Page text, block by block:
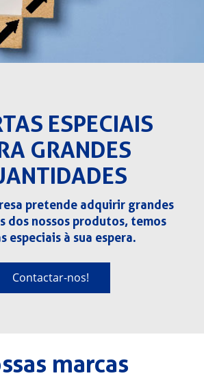
ESPECIAIS
GRANDES
pretende adquirir grandes
dos nossos produtos, temos
especiais à sua espera.
Contactar-nos!
marcas